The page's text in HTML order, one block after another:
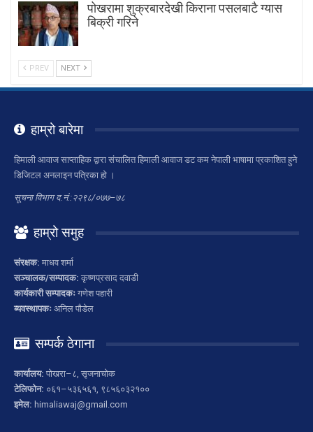
पोखरामा शुक्रबारदेखी किराना पसलबाटै ग्यास
बिक्री गरिने
PREV NEXT
हाम्रो बारेमा
हिमाली आवाज साप्ताहिक द्वारा संचालित हिमाली आवाज डट कम नेपाली भाषामा प्रकाशित हुने
डिजिटल अनलाइन पत्रिका हो ।
सूचना विभाग द.नं.:२२९८/०७७–७८
हाम्रो समुह
संरक्षक: माधव शर्मा
सञ्चालक/सम्पादक: कृष्णप्रसाद दवाडी
कार्यकारी सम्पादकः गणेश पहारी
ब्यवस्थापकः अनिल पौडेल
सम्पर्क ठेगाना
कार्यालय: पोखरा–८, सृजनाचोक
टेलिफोन: ०६१–५३६५६१, ९८५६०३२१००
इमेल: himaliawaj@gmail.com